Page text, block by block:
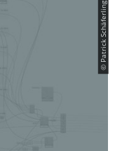
© Patrick Schäferling